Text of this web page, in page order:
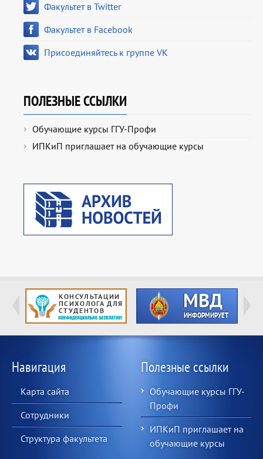
Факультет в Twitter
Факультет в Facebook
Присоединяйтесь к группе VK
ПОЛЕЗНЫЕ ССЫЛКИ
Обучающие курсы ГГУ-Профи
ИПКиП приглашает на обучающие курсы
Навигация
Карта сайта
Сотрудники
Структура факультета
Полезные ссылки
Обучающие курсы ГГУ-
Профи
ИПКиП приглашает на
обучающие курсы